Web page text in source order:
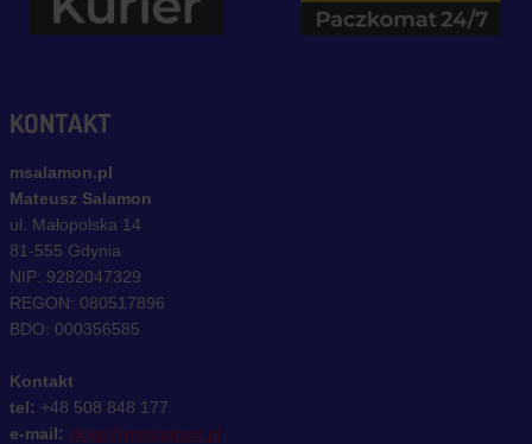
KONTAKT
msalamon.pl
Mateusz Salamon
ul. Małopolska 14
81-555 Gdynia
NIP: 9282047329
REGON: 080517896
BDO: 000356585
Kontakt
tel: +48 508 848 177
e-mail: sklep@msalamon.pl